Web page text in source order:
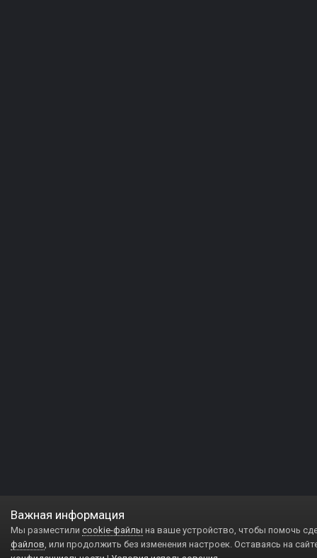
Важная информация
Мы разместили cookie-файлы на ваше устройство, чтобы помочь
файлов, или продолжить без изменения настроек. Оставаясь на